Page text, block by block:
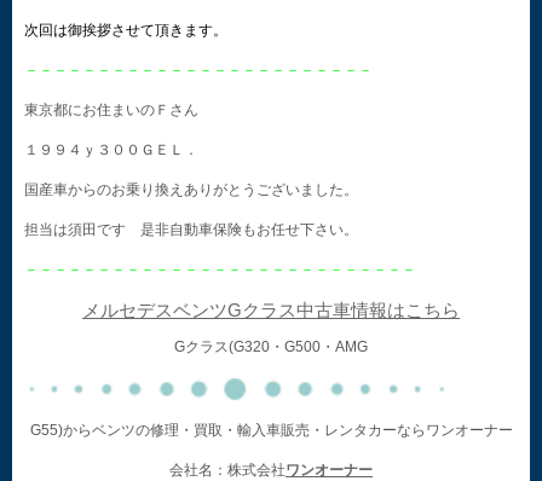
次回は御挨拶させて頂きます。
－－－－－－－－－－－－－－－－－－－－－－－－
東京都にお住まいのＦさん
１９９４ｙ３００ＧＥＬ．
国産車からのお乗り換えありがとうございました。
担当は須田です 是非自動車保険もお任せ下さい。
－－－－－－－－－－－－－－－－－－－－－－－－－－－
メルセデスベンツGクラス中古車情報はこちら
Gクラス(G320・G500・AMG
G55)からベンツの修理・買取・輸入車販売・レンタカーならワンオーナー
会社名：株式会社ワンオーナー